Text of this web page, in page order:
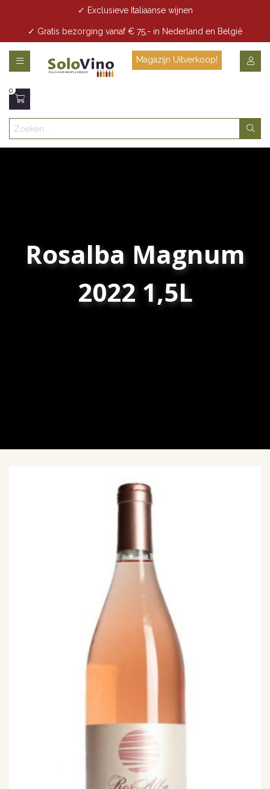
✓ Exclusieve Italiaanse wijnen
✓ Gratis bezorging vanaf € 75,- in Nederland en België
✓ Gratis bezorging vanaf € 35,- in Den Haag
Magazijn Uitverkoop!
0
Rosalba Magnum
2022 1,5L